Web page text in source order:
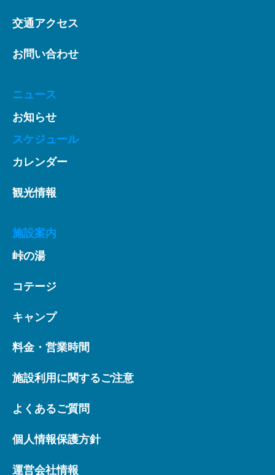
交通アクセス
お問い合わせ
ニュース
お知らせ
スケジュール
カレンダー
観光情報
施設案内
峠の湯
コテージ
キャンプ
料金・営業時間
施設利用に関するご注意
よくあるご質問
個人情報保護方針
運営会社情報